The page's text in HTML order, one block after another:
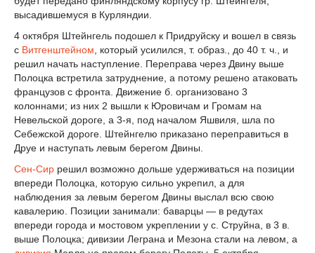
высадившемуся в Курляндии.
4 октября Штейнгель подошел к Придруйску и вошел в связь
с Витгенштейном , который усилился, т. образ., до 40 т. ч., и
решил начать наступление. Переправа через Двину выше
Полоцка встретила затруднение, а потому решено атаковать
французов с фронта. Движение б. организовано 3
колоннами; из них 2 вышли к Юровичам и Громам на
Невельской дороге, а 3-я, под началом Яшвиля, шла по
Себежской дороге. Штейнгелю приказано переправиться в
Друе и наступать левым берегом Двины.
Сен-Сир решил возможно дольше удерживаться на позиции
впереди Полоцка, которую сильно укрепил, а для
наблюдения за левым берегом Двины выслал всю свою
кавалерию. Позиции занимали: баварцы — в редутах
впереди города и мостовом укреплении у с. Струйна, в 3 в.
выше Полоцка; дивизии Леграна и Мезона стали на левом, а